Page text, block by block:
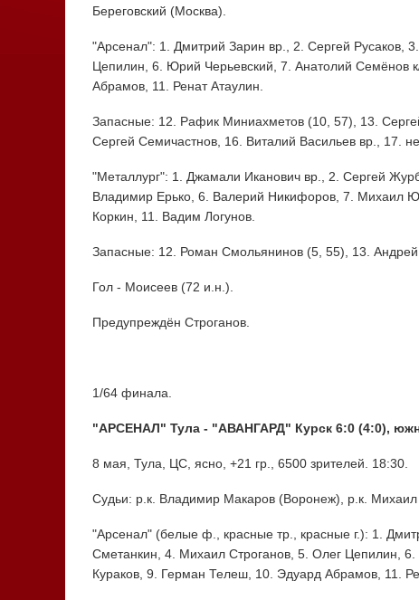
Береговский (Москва).
"Арсенал": 1. Дмитрий Зарин вр., 2. Сергей Русаков,
Цепилин, 6. Юрий Черьевский, 7. Анатолий Семёнов
Абрамов, 11. Ренат Атаулин.
Запасные: 12. Рафик Миниахметов (10, 57), 13.
Сергей Семичастнов, 16. Виталий Васильев вр., 17.
"Металлург": 1. Джамали Иканович вр., 2. Сергей
Владимир Ерько, 6. Валерий Никифоров, 7. Михаил
Коркин, 11. Вадим Логунов.
Запасные: 12. Роман Смольянинов (5, 55), 13.
Гол - Моисеев (72 и.н.).
Предупреждён Строганов.
1/64 финала.
"АРСЕНАЛ" Тула - "АВАНГАРД" Курск 6:0 (4:0),
8 мая, Тула, ЦС, ясно, +21 гр., 6500 зрителей. 18:30.
Судьи: р.к. Владимир Макаров (Воронеж), р.к.
"Арсенал" (белые ф., красные тр., красные г.): 1.
Сметанкин, 4. Михаил Строганов, 5. Олег Цепилин,
Кураков, 9. Герман Телеш, 10. Эдуард Абрамов, 11.